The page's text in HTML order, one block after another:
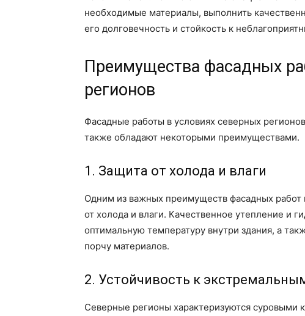
необходимые материалы, выполнить
его долговечность и стойкость к
Преимущества фасадных
регионов
Фасадные работы в условиях северных
также обладают некоторыми преимуществами.
1. Защита от холода и влаги
Одним из важных преимуществ фасадных работ
от холода и влаги. Качественное утепление и
оптимальную температуру внутри здания, а
порчу материалов.
2. Устойчивость к
Северные регионы характеризуются суровыми